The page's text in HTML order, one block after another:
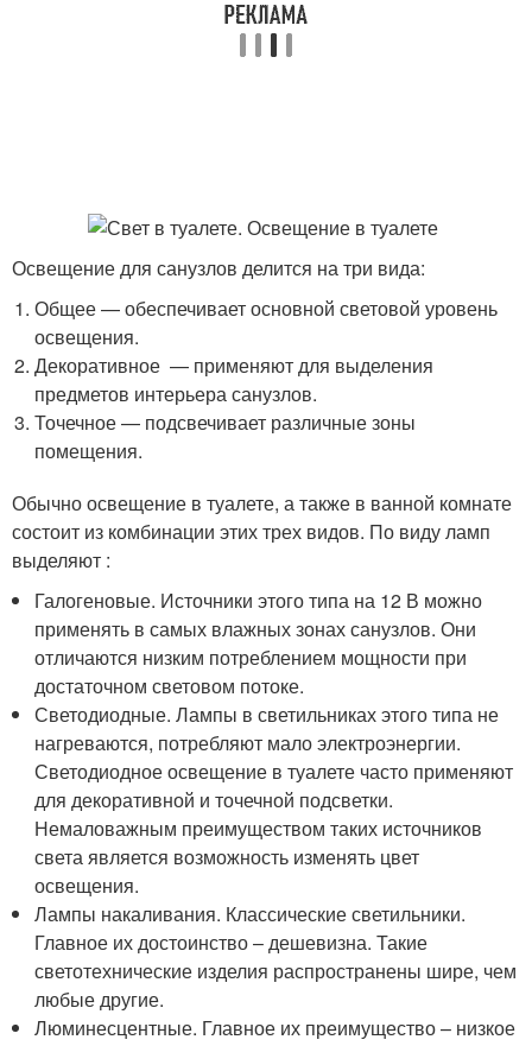
Освещение для санузлов делится на три вида:
Общее — обеспечивает основной световой уровень
освещения.
Декоративное — применяют для выделения
предметов интерьера санузлов.
Точечное — подсвечивает различные зоны
помещения.
Обычно освещение в туалете, а также в ванной комнате
состоит из комбинации этих трех видов. По виду ламп
выделяют :
Галогеновые. Источники этого типа на 12 В можно
применять в самых влажных зонах санузлов. Они
отличаются низким потреблением мощности при
достаточном световом потоке.
Светодиодные. Лампы в светильниках этого типа не
нагреваются, потребляют мало электроэнергии.
Светодиодное освещение в туалете часто применяют
для декоративной и точечной подсветки.
Немаловажным преимуществом таких источников
света является возможность изменять цвет
освещения.
Лампы накаливания. Классические светильники.
Главное их достоинство – дешевизна. Такие
светотехнические изделия распространены шире, чем
любые другие.
Люминесцентные. Главное их преимущество – низкое